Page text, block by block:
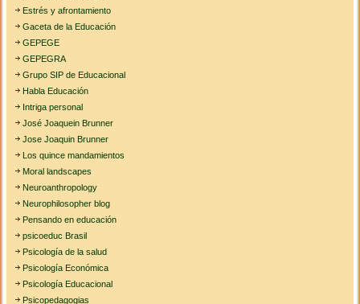
Estrés y afrontamiento
Gaceta de la Educación
GEPEGE
GEPEGRA
Grupo SIP de Educacional
Habla Educación
Intriga personal
José Joaquein Brunner
Jose Joaquin Brunner
Los quince mandamientos
Moral landscapes
Neuroanthropology
Neurophilosopher blog
Pensando en educación
psicoeduc Brasil
Psicología de la salud
Psicología Económica
Psicología Educacional
Psicopedagogias